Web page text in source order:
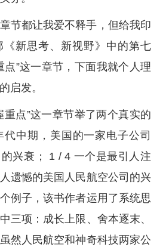
节都让我爱不释手，但给我印
新思考、新视野》中的第七
点”这一章节，下面我就个人理
启发。
重点”这一章节举了两个真实的
中期，美国的一家电子公司
兴衰； 1 / 4 一个是最引人注
遗憾的美国人民航空公司的兴
例子，该书作者运用了系统思
三项：成长上限、舍本逐末、
然人民航空和神奇科技两家公